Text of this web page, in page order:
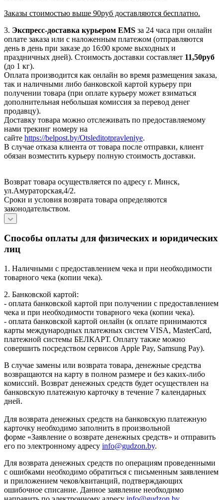
Заказы стоимостью выше 90руб доставляются бесплатно.
3. Экспресс-доставка курьером EMS за 24 часа при онлайн
оплате заказа или с наложенным платежом (отправляются
день в день при заказе до 16:00 кроме выходных и
праздничных дней). Стоимость доставки составляет 11,50руб
(до 1 кг).
Оплата производится как онлайн во время размещения заказа,
так и наличными либо банковской картой курьеру при
получении товара (при оплате курьеру может взиматься
дополнительная небольшая комиссия за перевод денег
продавцу).
Доставку товара можно отслеживать по предоставляемому
нами трекинг номеру на
сайте https://belpost.by/Otsleditotpravleniye.
В случае отказа клиента от товара после отправки, клиент
обязан возместить курьеру полную стоимость доставки.
Возврат товара осуществляется по адресу г. Минск,
ул.Амураторская,4/2.
Сроки и условия возврата товара определяются
законодательством.
Способы оплаты для физических и юридических
лиц
1. Наличными с предоставлением чека и при необходимости
товарного чека (копии чека).
2. Банковской картой:
- оплата банковской картой при получении с предоставлением
чека и при необходимости товарного чека (копии чека).
- оплата банковской картой онлайн (к оплате принимаются
карты международных платежных систем VISA, MasterCard,
платежной системы БЕЛКАРТ. Оплату также можно
совершить посредством сервисов Apple Pay, Samsung Pay).
В случае замены или возврата товара, денежные средства
возвращаются на карту в полном размере и без каких-либо
комиссий. Возврат денежных средств будет осуществлен на
банковскую платежную карточку в течение 7 календарных
дней.
Для возврата денежных средств на банковскую платежную
карточку необходимо заполнить в произвольной
форме «Заявление о возврате денежных средств» и отправить
его по электронному адресу info@gudzon.by.
Для возврата денежных средств по операциям проведенными
с ошибками необходимо обратиться с письменным заявлением
и приложением чеков/квитанций, подтверждающих
ошибочное списание. Данное заявление необходимо